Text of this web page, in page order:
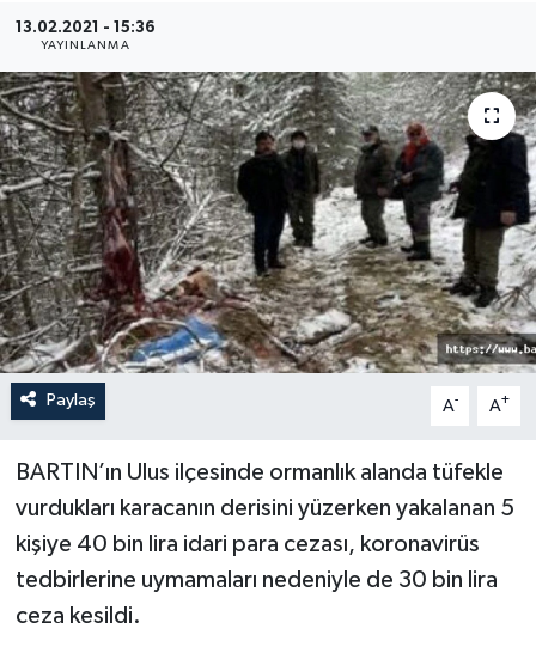
13.02.2021 - 15:36
YAYINLANMA
Paylaş A- A+
BARTIN’ın Ulus ilçesinde ormanlık alanda tüfekle
vurdukları karacanın derisini yüzerken yakalanan 5
kişiye 40 bin lira idari para cezası, koronavirüs
tedbirlerine uymamaları nedeniyle de 30 bin lira
ceza kesildi.
Medya
Sağlık
Sinema
Sivil Toplum
Siyaset
Spor
Tarım
Turizm
Yaşam
Yerel Yönetimler